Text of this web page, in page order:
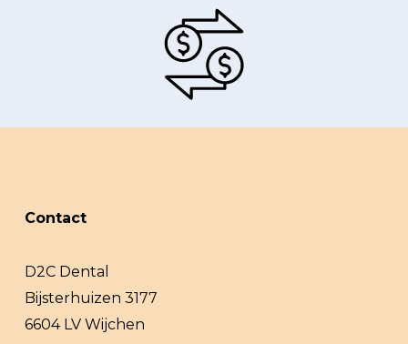
Contact
D2C Dental
Bijsterhuizen 3177
6604 LV Wijchen